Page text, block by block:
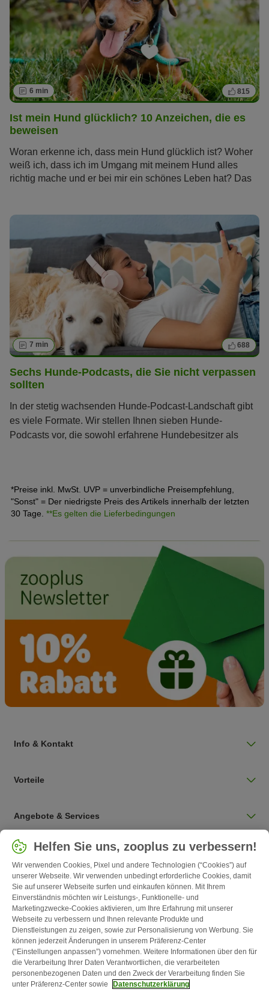
6 min 815
Ist mein Hund glücklich? 10 Anzeichen, die es
beweisen
Woran erkenne ich, dass mein Hund glücklich ist? Woher
weiß ich, dass ich im Umgang mit meinem Hund alles
richtig mache und er bei mir ein schönes Leben hat? Das
ist.
7 min 688
Sechs Hunde-Podcasts, die Sie nicht verpassen
sollten
In der stetig wachsenden Hunde-Podcast-Landschaft gibt
es viele Formate. Wir stellen Ihnen sieben Hunde-
Podcasts vor, die sowohl erfahrene Hundebesitzer als
*Preise inkl. MwSt. UVP = unverbindliche Preisempfehlung,
"Sonst" = Der niedrigste Preis des Artikels innerhalb der letzten
30 Tage. **Es gelten die Lieferbedingungen
Info & Kontakt
Vorteile
Angebote & Services
Land auswählen
Deutschland / DE
Follow zooplus
Helfen Sie uns, zooplus zu verbessern!
Wir verwenden Cookies, Pixel und andere Technologien (“Cookies”) auf
unserer Webseite. Wir verwenden unbedingt erforderliche Cookies, damit
Sie auf unserer Webseite surfen und einkaufen können. Mit Ihrem
Einverständnis möchten wir Leistungs-, Funktionelle- und
Marketingzwecke-Cookies aktivieren, um Ihre Erfahrung mit unserer
Webseite zu verbessern und Ihnen relevante Produkte und
Dienstleistungen zu zeigen, sowie zur Personalisierung von Werbung. Sie
können jederzeit Änderungen in unserem Präferenz-Center
(“Einstellungen anpassen”) vornehmen. Weitere Informationen über den für
die Verarbeitung Ihrer Daten Verantwortlichen, die verarbeiteten
personenbezogenen Daten und den Zweck der Verarbeitung finden Sie
unter Präferenz-Center sowie
Datenschutzerklärung